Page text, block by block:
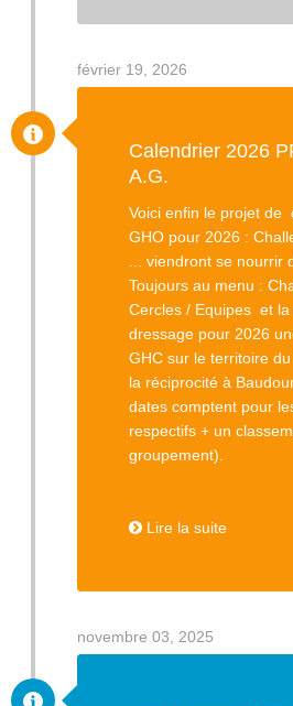
février 19, 2026
Calendrier 2026
A.G.
Voici enfin le projet de
GHO pour 2026 :
... viendront se nourrir
Toujours au menu :
Cercles / Equipes et
dressage pour 2026
GHC sur le territoire
la réciprocité à
dates comptent pour
respectifs + un
groupement).
Lire la suite
novembre 03, 2025